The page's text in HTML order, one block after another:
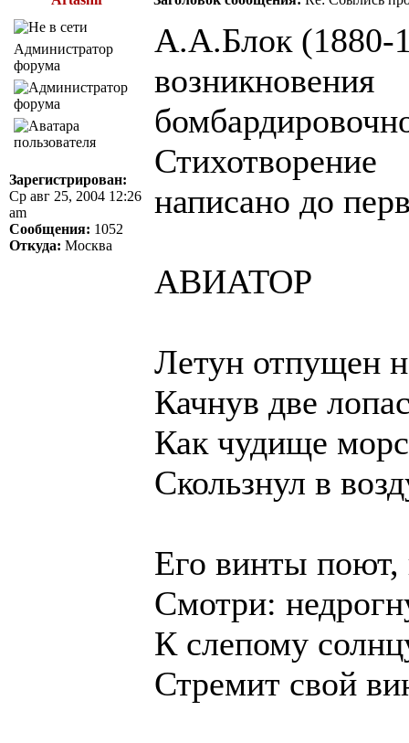
Администратор
форума
Зарегистрирован:
Ср авг 25, 2004 12:26
am
Сообщения: 1052
Откуда: Москва
А.А.Блок (1880-
возникновения
Стихотворение
написано до
АВИАТОР
Летун отпущен
Качнув две
Как чудище
Скользнул в
Его винты поют,
Смотри:
К слепому
Стремит свой